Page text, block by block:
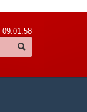
09:01:59